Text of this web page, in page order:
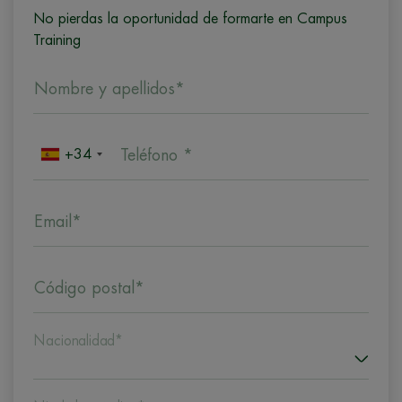
No pierdas la oportunidad de formarte en Campus
Training
Nombre y apellidos*
+34 Teléfono *
Email*
Código postal*
Nacionalidad*